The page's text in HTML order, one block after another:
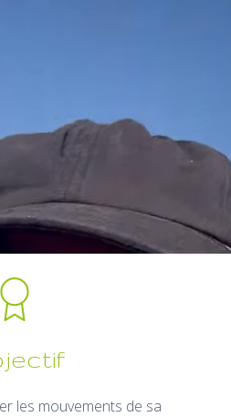
les mouvements de sa